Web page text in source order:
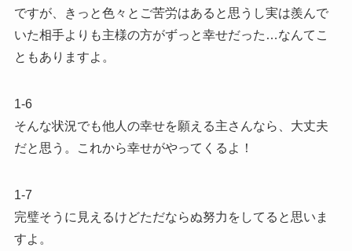
ですが、きっと色々とご苦労はあると思うし実は羨んで
いた相手よりも主様の方がずっと幸せだった…なんてこ
ともありますよ。
1-6
そんな状況でも他人の幸せを願える主さんなら、大丈夫
だと思う。これから幸せがやってくるよ！
1-7
完璧そうに見えるけどただならぬ努力をしてると思いま
すよ。